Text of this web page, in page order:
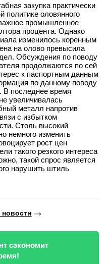
закупка практически
политике оловянного
промышленное
процента. Однако
изменилось коренным
на олово превысила
Обсуждения по поводу
продолжаются по сей
к паспортным данным
по данному поводу
В последнее время
увеличивалась
металл напротив
с избытком
Столь высокий
немного изменить
рост цен
такого резкого интереса
такой спрос является
нарушить штиль
сэкономит